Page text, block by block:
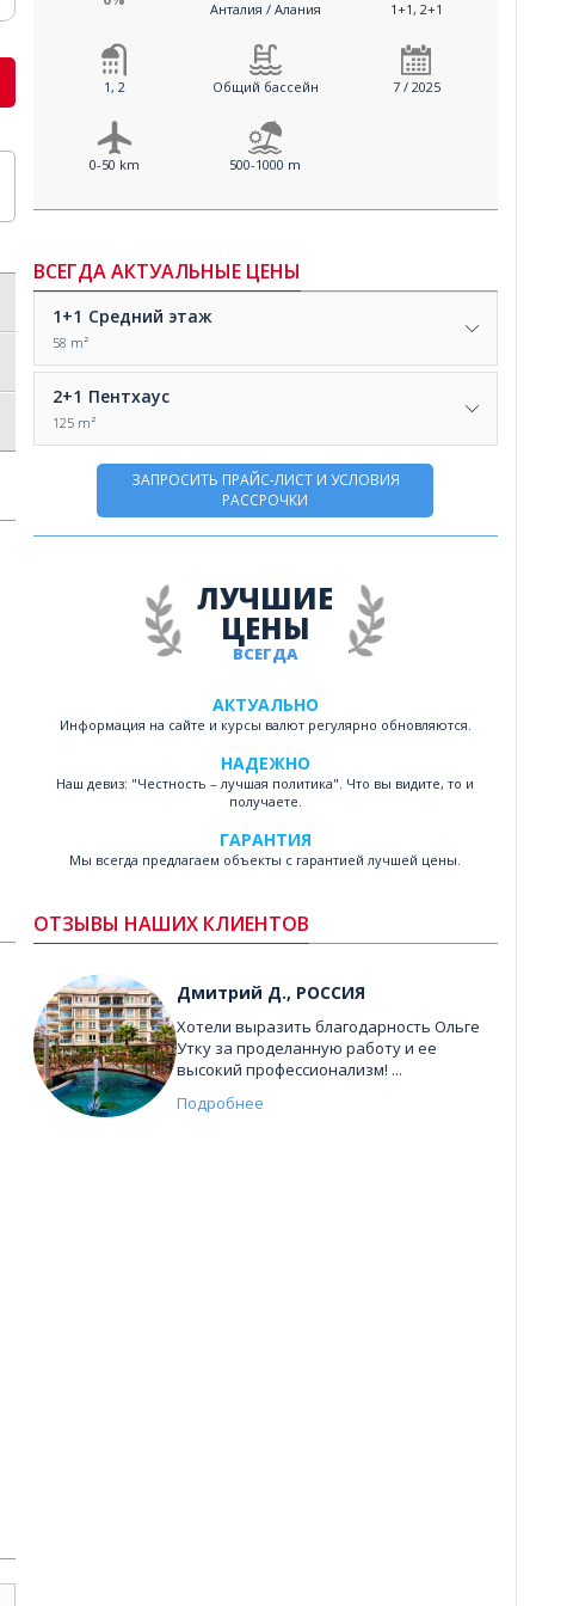
Анталия / Алания 1+1, 2+1
1, 2 Общий бассейн 7 / 2025
0-50 km 500-1000 m
ВСЕГДА АКТУАЛЬНЫЕ ЦЕНЫ
1+1 Средний этаж
58 m²
2+1 Пентхаус
125 m²
ЗАПРОСИТЬ ПРАЙС-ЛИСТ И УСЛОВИЯ
РАССРОЧКИ
ВСЕГДА
ЛУЧШИЕ
ЦЕНЫ
АКТУАЛЬНО
Информация на сайте и курсы валют регулярно обновляются.
НАДЕЖНО
Наш девиз: "Честность – лучшая политика". Что вы видите, то и
получаете.
ГАРАНТИЯ
Мы всегда предлагаем объекты с гарантией лучшей цены.
ОТЗЫВЫ НАШИХ КЛИЕНТОВ
Дмитрий Д., РОССИЯ
Хотели выразить благодарность Ольге
Утку за проделанную работу и ее
высокий профессионализм! ...
Подробнее